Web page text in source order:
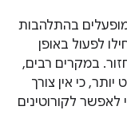
בהתלהבות
לפעול באופן
במקרים רבים,
כי אין צורך
לאפשר לקורוטינים